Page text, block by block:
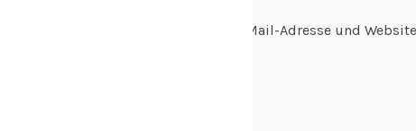
Name, E-Mail-Adresse und